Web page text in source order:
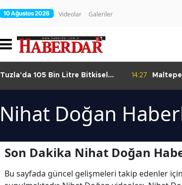
10 Ağustos 2026 Videolar Galeriler
Tuzla'da 105 Bin Litre Bitkisel
14:27
Nihat Doğan
Son Dakika Nihat Doğan
Bu sayfada güncel gelişmeleri takip edenler için